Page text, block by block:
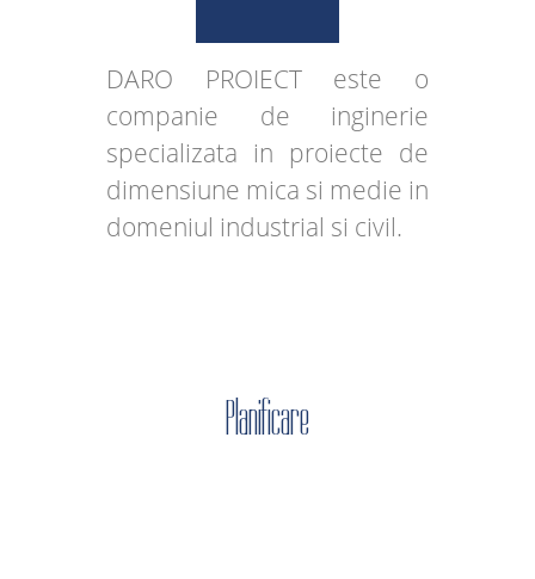
DARO PROIECT este o
companie de inginerie
specializata in proiecte de
dimensiune mica si medie in
domeniul industrial si civil.
Planificare